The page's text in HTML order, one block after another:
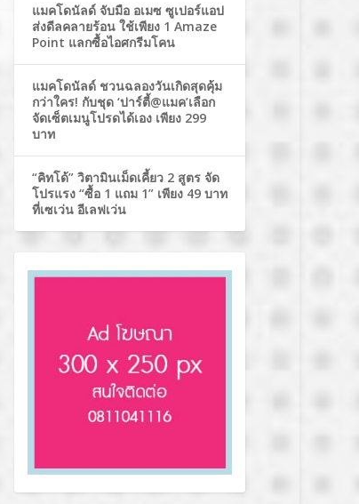
แมคโดนัลด์ จับมือ อเมซ ซูเปอร์แอป
ส่งดีลคลายร้อน ใช้เพียง 1 Amaze
Point แลกซื้อไอศกรีมโคน
แมคโดนัลด์ ชวนฉลองวันเกิดสุดคุ้ม
กว่าใคร! กับชุด ‘ปาร์ตี้@แมค’เลือก
จัดเซ็ตเมนูโปรดได้เอง เพียง 299
บาท
“คิทโด้” วิตามินเม็ดเคี้ยว 2 สูตร จัด
โปรแรง “ซื้อ 1 แถม 1” เพียง 49 บาท
ที่เซเว่น อีเลฟเว่น